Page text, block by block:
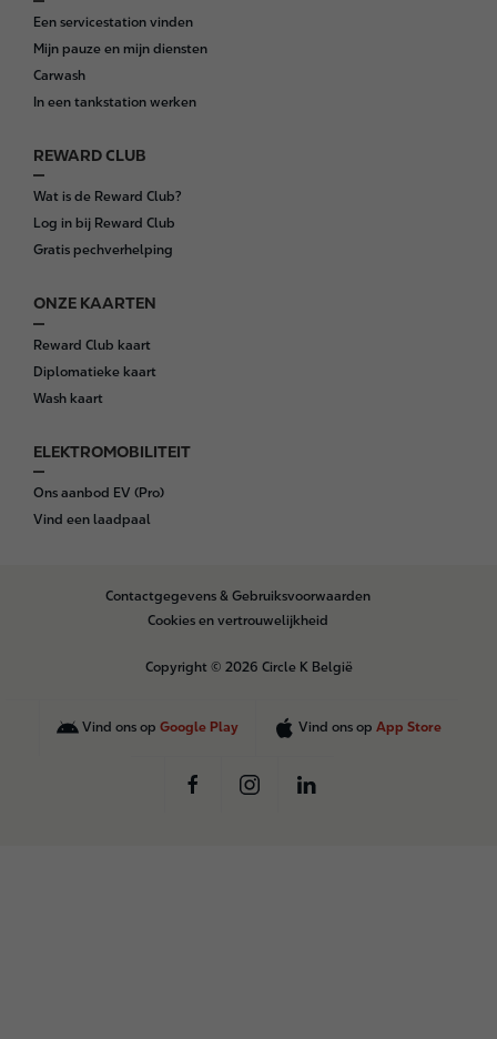
o
o
t
e
Een servicestation vinden
Mijn pauze en mijn diensten
Carwash
In een tankstation werken
REWARD CLUB
Wat is de Reward Club?
Log in bij Reward Club
Gratis pechverhelping
ONZE KAARTEN
Reward Club kaart
Diplomatieke kaart
Wash kaart
ELEKTROMOBILITEIT
Ons aanbod EV (Pro)
Vind een laadpaal
Contactgegevens & Gebruiksvoorwaarden
Cookies en vertrouwelijkheid
Copyright © 2026 Circle K België
Vind ons op Google Play Vind ons op App Store